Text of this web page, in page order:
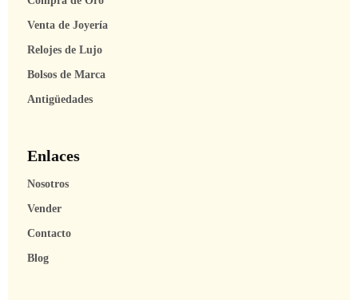
Venta de Joyería
Relojes de Lujo
Bolsos de Marca
Antigüedades
Enlaces
Nosotros
Vender
Contacto
Blog